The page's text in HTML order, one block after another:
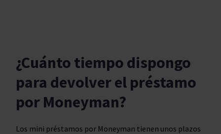
Los mini préstamos por Moneyman tienen unos plazos
¿Cuánto tiempo dispongo
para devolver el préstamo
por Moneyman?